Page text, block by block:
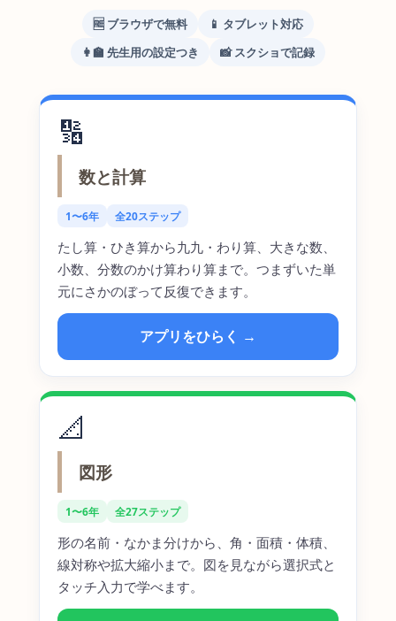
🆓 ブラウザで無料
📱 タブレット対応
👩‍🏫 先生用の設定つき
📸 スクショで記録
🔢
数と計算
1〜6年 全20ステップ
たし算・ひき算から九九・わり算、大きな数、
小数、分数のかけ算わり算まで。つまずいた単
元にさかのぼって反復できます。
アプリをひらく →
📐
図形
1〜6年 全27ステップ
形の名前・なかま分けから、角・面積・体積、
線対称や拡大縮小まで。図を見ながら選択式と
タッチ入力で学べます。